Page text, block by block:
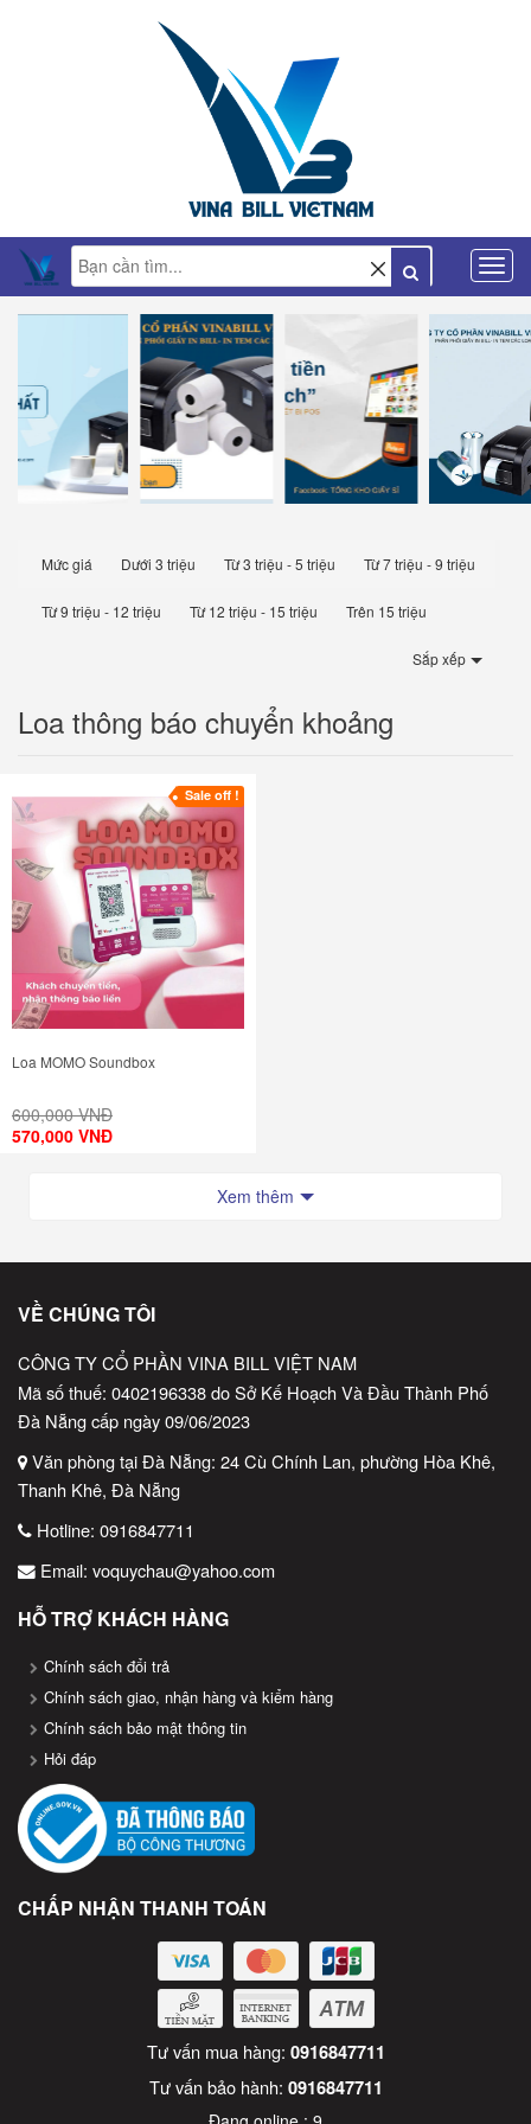
Mức giá Dưới 3 triệu Từ 3 triệu - 5 triệu Từ 7 triệu - 9 triệu
Từ 9 triệu - 12 triệu Từ 12 triệu - 15 triệu Trên 15 triệu
Sắp xếp
Loa thông báo chuyển khoảng
Loa MOMO Soundbox
600,000 VNĐ
570,000 VNĐ
Sale off !
Xem thêm
VỀ CHÚNG TÔI
CÔNG TY CỔ PHẦN VINA BILL VIỆT NAM
Mã số thuế: 0402196338 do Sở Kế Hoạch Và Đầu Thành Phố
Đà Nẵng cấp ngày 09/06/2023
Văn phòng tại Đà Nẵng: 24 Cù Chính Lan, phường Hòa Khê,
Thanh Khê, Đà Nẵng
Hotline: 0916847711
Email: voquychau@yahoo.com
HỖ TRỢ KHÁCH HÀNG
Chính sách đổi trả
Chính sách giao, nhận hàng và kiểm hàng
Chính sách bảo mật thông tin
Hỏi đáp
CHẤP NHẬN THANH TOÁN
Tư vấn mua hàng: 0916847711
Tư vấn bảo hành: 0916847711